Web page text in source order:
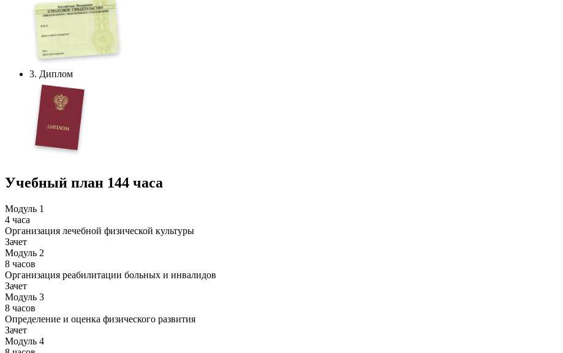
3. Диплом
Учебный план 144 часа
Модуль 1
4 часа
Организация лечебной физической культуры
Зачет
Модуль 2
8 часов
Организация реабилитации больных и инвалидов
Зачет
Модуль 3
8 часов
Определение и оценка физического развития
Зачет
Модуль 4